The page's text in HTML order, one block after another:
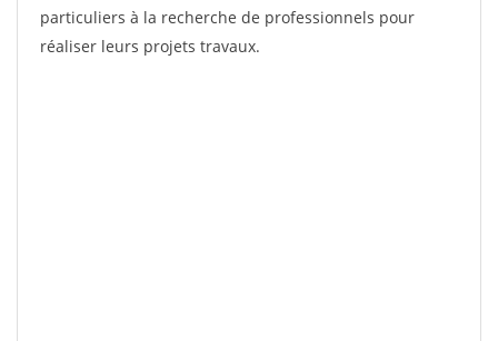
particuliers à la recherche de professionnels pour
réaliser leurs projets travaux.